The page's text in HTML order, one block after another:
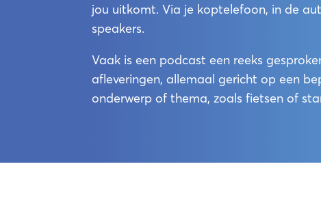
jou uitkomt. Via je koptelefoon, in de
speakers.
Vaak is een podcast een reeks
afleveringen, allemaal gericht op een
onderwerp of thema, zoals fietsen of